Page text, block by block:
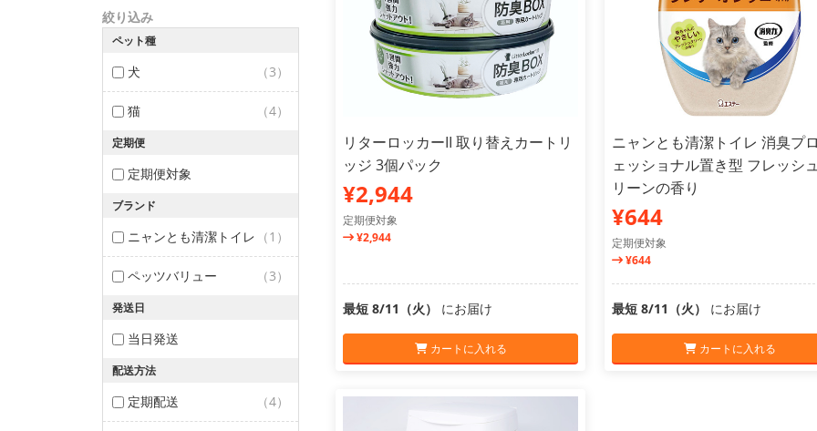
絞り込み
ペット種
犬 （3）
猫 （4）
定期便
定期便対象
ブランド
ニャンとも清潔トイレ （1）
ペッツバリュー （3）
発送日
当日発送
配送方法
定期配送 （4）
リターロッカーII 取り替えカートリ
ッジ 3個パック
¥2,944
定期便対象
¥2,944
最短 8/11（火） にお届け
カートに入れる
ニャンとも清潔トイレ 消臭プ
ェッショナル置き型 フレッシ
リーンの香り
¥644
定期便対象
¥644
最短 8/11（火） にお届け
カートに入れる